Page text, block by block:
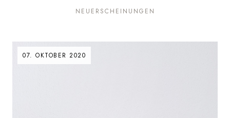
NEUERSCHEINUNGEN
07. OKTOBER 2020